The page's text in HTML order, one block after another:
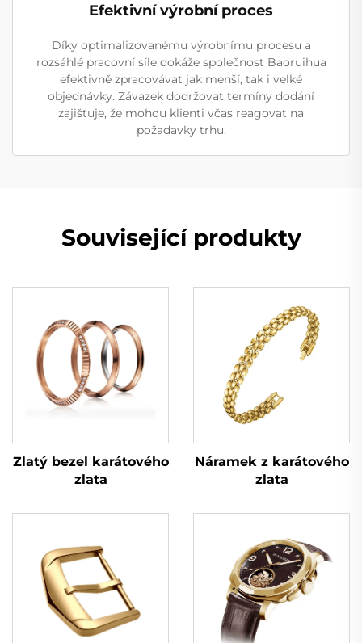
Efektivní výrobní proces
Díky optimalizovanému výrobnímu procesu a
rozsáhlé pracovní síle dokáže společnost Baoruihua
efektivně zpracovávat jak menší, tak i velké
objednávky. Závazek dodržovat termíny dodání
zajišťuje, že mohou klienti včas reagovat na
požadavky trhu.
Související produkty
Zlatý bezel karátového
zlata
Náramek z karátového
zlata